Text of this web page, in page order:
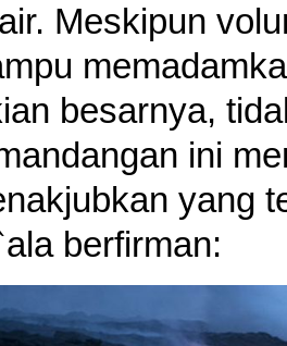
Meskipun
besarnya,
ini
yang
berfirman: